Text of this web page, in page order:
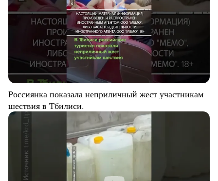
Россиянка показала неприличный жест участникам
шествия в Тбилиси.